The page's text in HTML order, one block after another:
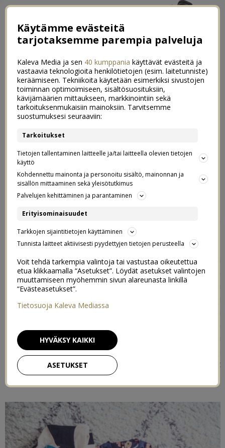
Helpotusta vaatteiden
nimikointirumbaan – Ikioma
Nimilappu
06.08.2017
Postaus on tehty kaupallisessa yhteistyössä
Nimilappu Oy:nkanssa.
Hurjaa sanoa mutta enää viikko siihen että meidän
esikoinen aloittaaa e-s-k-a-r-i-s-s-a! Hän on asiasta ihan
uskomattoman innoissaan, ja olen onnellinen että meillä
viimeisellä lomaviikolla, muuten päivien sisältö koostuisi
alkamiseen. Eskari sijaitsee koulun yhteydessä, eli vanha
pieni ja kodikas päiväkoti vaihtuu kerralla suurempaan
ympäristöön, jossa on entistä tärkeämpää että omat
tavarat pysyvät tallessa.
Käytämme evästeitä
tarjotaksemme parempia palveluja
Kaleva Media ja sen 40 kumppania käyttävät evästeitä ja
vastaavia teknologioita henkilötietojen (esim. laitetunniste)
keräämiseen. Tekniikoita käytetään esimerkiksi sivustojen
toiminnan optimoimiseen, sisältösuosituksiin,
kävijämäärien mittaukseen, markkinointiin sekä
tarkoituksenmukaisiin mainoksiin. Tarvitsemme
suostumuksesi seuraaviin:
Tarkoitukset
Tietojen tallentaminen laitteelle ja/tai laitteella olevien tietojen
käyttö
Kohdennettu mainonta ja personoitu sisältö, mainonnan ja
sisällön mittaaminen sekä yleisötutkimus
Palvelujen kehittäminen ja parantaminen
Erityisominaisuudet
Tarkkojen sijaintitietojen käyttäminen
Tunnista laitteet aktiivisesti pyydettyjen tietojen perusteella
Voit tehdä tarkempia valintoja tai vastustaa oikeutettua
etua klikkaamalla “Asetukset”. Löydät asetukset valintojen
muuttamiseen myöhemmin sivun alareunasta linkillä
“Evästeasetukset”.
Tietosuoja Kaleva Mediassa
ASETUKSET
HYVÄKSY KAIKKI